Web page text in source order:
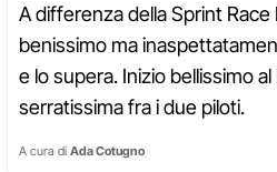
A differenza della Sprint
benissimo ma
e lo supera. Inizio bellissimo
serratissima fra i due piloti.
A cura di Ada Cotugno